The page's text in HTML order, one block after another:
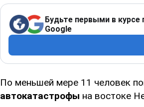
Будьте первыми в курсе
Google
По меньшей мере 11 человек
автокатастрофы на востоке